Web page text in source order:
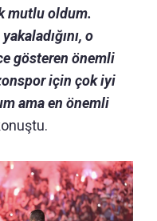
mutlu oldum.
o
gösteren önemli
için çok iyi
ama en önemli